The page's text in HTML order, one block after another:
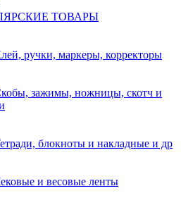
ТОВАРЫ
ручки, маркеры, корректоры
зажимы, ножницы, скотч и
блокноты и накладные и др
и весовые ленты